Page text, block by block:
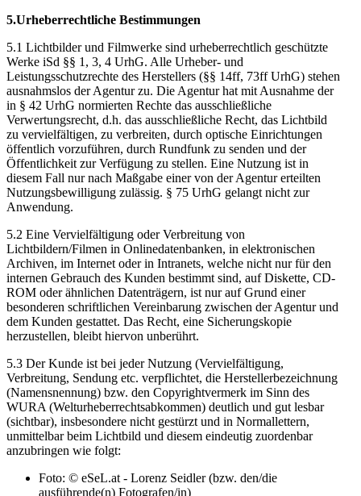
5.Urheberrechtliche Bestimmungen
5.1 Lichtbilder und Filmwerke sind urheberrechtlich geschützte
Werke iSd §§ 1, 3, 4 UrhG. Alle Urheber- und
Leistungsschutzrechte des Herstellers (§§ 14ff, 73ff UrhG) stehen
ausnahmslos der Agentur zu. Die Agentur hat mit Ausnahme der
in § 42 UrhG normierten Rechte das ausschließliche
Verwertungsrecht, d.h. das ausschließliche Recht, das Lichtbild
zu vervielfältigen, zu verbreiten, durch optische Einrichtungen
öffentlich vorzuführen, durch Rundfunk zu senden und der
Öffentlichkeit zur Verfügung zu stellen. Eine Nutzung ist in
diesem Fall nur nach Maßgabe einer von der Agentur erteilten
Nutzungsbewilligung zulässig. § 75 UrhG gelangt nicht zur
Anwendung.
5.2 Eine Vervielfältigung oder Verbreitung von
Lichtbildern/Filmen in Onlinedatenbanken, in elektronischen
Archiven, im Internet oder in Intranets, welche nicht nur für den
internen Gebrauch des Kunden bestimmt sind, auf Diskette, CD-
ROM oder ähnlichen Datenträgern, ist nur auf Grund einer
besonderen schriftlichen Vereinbarung zwischen der Agentur und
dem Kunden gestattet. Das Recht, eine Sicherungskopie
herzustellen, bleibt hiervon unberührt.
5.3 Der Kunde ist bei jeder Nutzung (Vervielfältigung,
Verbreitung, Sendung etc. verpflichtet, die Herstellerbezeichnung
(Namensnennung) bzw. den Copyrightvermerk im Sinn des
WURA (Welturheberrechtsabkommen) deutlich und gut lesbar
(sichtbar), insbesondere nicht gestürzt und in Normallettern,
unmittelbar beim Lichtbild und diesem eindeutig zuordenbar
anzubringen wie folgt:
Foto: © eSeL.at - Lorenz Seidler (bzw. den/die
ausführende(n) Fotografen/in)